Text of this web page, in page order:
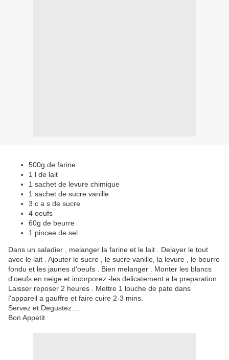
500g de farine
1 l de lait
1 sachet de levure chimique
1 sachet de sucre vanille
3 c a s de sucre
4 oeufs
60g de beurre
1 pincee de sel
Dans un saladier , melanger la farine et le lait . Delayer le tout
avec le lait . Ajouter le sucre , le sucre vanille, la levure , le beurre
fondu et les jaunes d'oeufs . Bien melanger . Monter les blancs
d'oeufs en neige et incorporez -les delicatement a la preparation .
Laisser reposer 2 heures . Mettre 1 louche de pate dans
l'appareil a gauffre et faire cuire 2-3 mins.
Servez et Degustez....
Bon Appetit